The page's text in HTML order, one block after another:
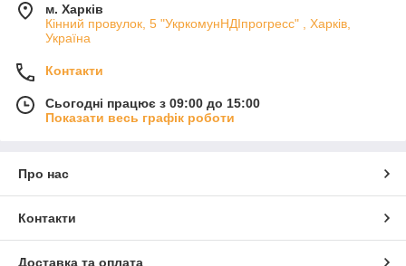
м. Харків
Кінний провулок, 5 "УкркомунНДІпрогресс" , Харків,
Україна
Контакти
Сьогодні працює з 09:00 до 15:00
Показати весь графік роботи
Про нас
Контакти
Доставка та оплата